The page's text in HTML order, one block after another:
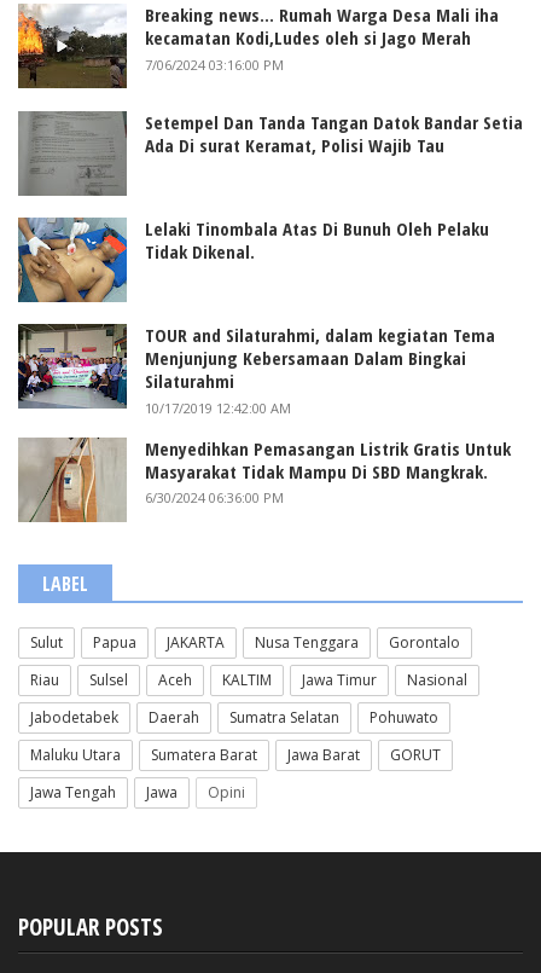
Breaking news... Rumah Warga Desa Mali iha
kecamatan Kodi,Ludes oleh si Jago Merah
7/06/2024 03:16:00 PM
Setempel Dan Tanda Tangan Datok Bandar Setia
Ada Di surat Keramat, Polisi Wajib Tau
Lelaki Tinombala Atas Di Bunuh Oleh Pelaku
Tidak Dikenal.
TOUR and Silaturahmi, dalam kegiatan Tema
Menjunjung Kebersamaan Dalam Bingkai
Silaturahmi
10/17/2019 12:42:00 AM
Menyedihkan Pemasangan Listrik Gratis Untuk
Masyarakat Tidak Mampu Di SBD Mangkrak.
6/30/2024 06:36:00 PM
LABEL
Sulut Papua JAKARTA Nusa Tenggara
Gorontalo
Riau
Sulsel Aceh KALTIM Jawa Timur
Nasional
Jabodetabek
Daerah Sumatra Selatan
Pohuwato
Maluku Utara
Sumatera Barat Jawa Barat
GORUT
Jawa Tengah
Jawa Opini
POPULAR POSTS